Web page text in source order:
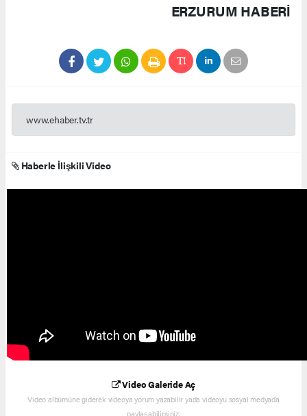
ERZURUM HABERİ
www.ehaber.tv.tr
Haberle İlişkili Video
Video Galeride Aç
Video albümüne giderek videoya yorum yazabilir yada videoyu sosyal medyada
paylaşabilirsiniz.